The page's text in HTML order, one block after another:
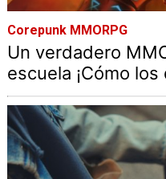
Corepunk MMORPG
Un verdadero
escuela ¡Cómo